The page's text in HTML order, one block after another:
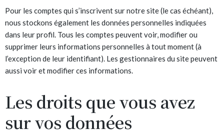
Pour les comptes qui s’inscrivent sur notre site (le cas échéant),
nous stockons également les données personnelles indiquées
dans leur profil. Tous les comptes peuvent voir, modifier ou
supprimer leurs informations personnelles à tout moment (à
l’exception de leur identifiant). Les gestionnaires du site peuvent
aussi voir et modifier ces informations.
Les droits que vous avez
sur vos données